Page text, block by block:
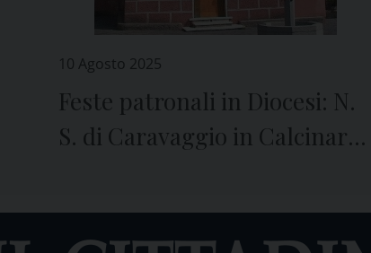
10 Agosto 2025
Feste patronali in Diocesi: N.
S. di Caravaggio in Calcinara